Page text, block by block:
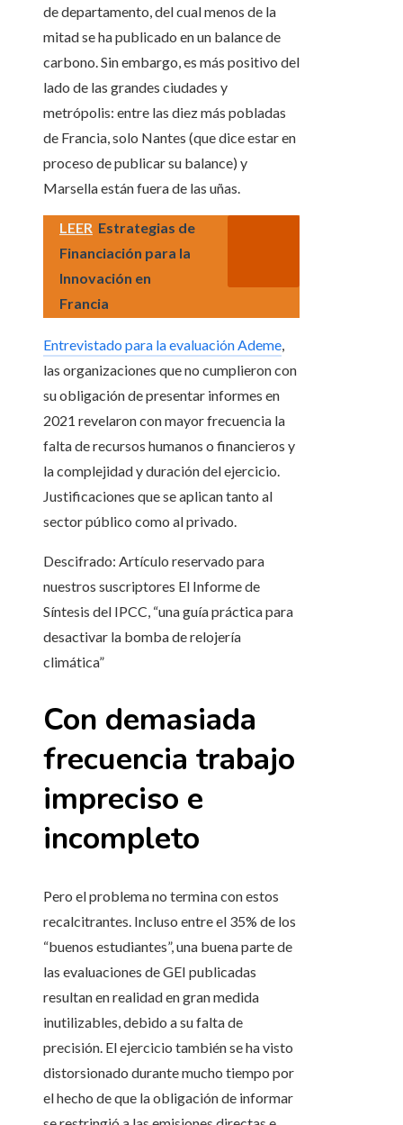
de departamento, del cual menos de la
mitad se ha publicado en un balance de
carbono. Sin embargo, es más positivo del
lado de las grandes ciudades y
metrópolis: entre las diez más pobladas
de Francia, solo Nantes (que dice estar en
proceso de publicar su balance) y
Marsella están fuera de las uñas.
LEER Estrategias de
Financiación para la
Innovación en
Francia
Entrevistado para la evaluación Ademe
las organizaciones que no cumplieron con
su obligación de presentar informes en
2021 revelaron con mayor frecuencia la
falta de recursos humanos o financieros y
la complejidad y duración del ejercicio.
Justificaciones que se aplican tanto al
sector público como al privado.
Descifrado: Artículo reservado para
nuestros suscriptores El Informe de
Síntesis del IPCC, “una guía práctica para
desactivar la bomba de relojería
climática”
Con demasiada
frecuencia trabajo
impreciso e
incompleto
Pero el problema no termina con estos
recalcitrantes. Incluso entre el 35% de los
“buenos estudiantes”, una buena parte de
las evaluaciones de GEI publicadas
resultan en realidad en gran medida
inutilizables, debido a su falta de
precisión. El ejercicio también se ha visto
distorsionado durante mucho tiempo por
el hecho de que la obligación de informar